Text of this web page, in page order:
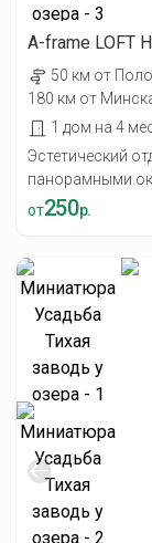
A-frame LOFT
50 км от
180 км от
1 дом на 4
Эстетический
панорамными
от250р.